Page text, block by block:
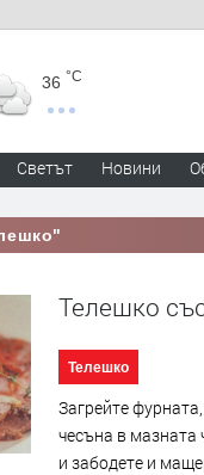
36 °C
Светът Новини
Телешко
Телешко
Загрейте
чесъна в мазната
и забодете и